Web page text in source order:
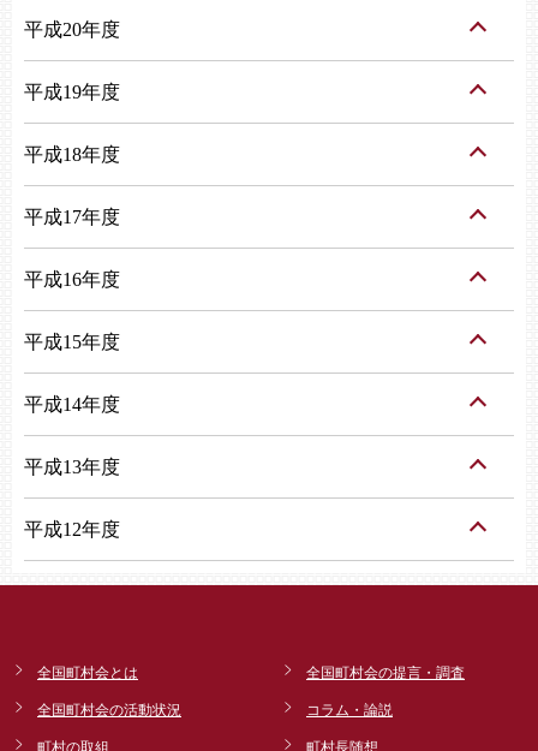
平成20年度
平成19年度
平成18年度
平成17年度
平成16年度
平成15年度
平成14年度
平成13年度
平成12年度
全国町村会とは
全国町村会の活動状況
全国町村会の提言・調査
コラム・論説